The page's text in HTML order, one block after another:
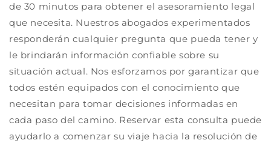
de 30 minutos para obtener el asesoramiento legal
que necesita. Nuestros abogados experimentados
responderán cualquier pregunta que pueda tener y
le brindarán información confiable sobre su
situación actual. Nos esforzamos por garantizar que
todos estén equipados con el conocimiento que
necesitan para tomar decisiones informadas en
cada paso del camino. Reservar esta consulta puede
ayudarlo a comenzar su viaje hacia la resolución de